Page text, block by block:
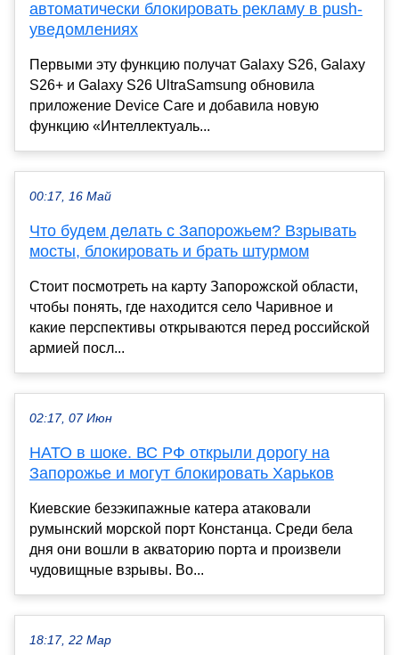
автоматически блокировать рекламу в push-
уведомлениях
Первыми эту функцию получат Galaxy S26, Galaxy
S26+ и Galaxy S26 UltraSamsung обновила
приложение Device Care и добавила новую
функцию «Интеллектуаль...
00:17, 16 Май
Что будем делать с Запорожьем? Взрывать
мосты, блокировать и брать штурмом
Стоит посмотреть на карту Запорожской области,
чтобы понять, где находится село Чаривное и
какие перспективы открываются перед российской
армией посл...
02:17, 07 Июн
НАТО в шоке. ВС РФ открыли дорогу на
Запорожье и могут блокировать Харьков
Киевские безэкипажные катера атаковали
румынский морской порт Констанца. Среди бела
дня они вошли в акваторию порта и произвели
чудовищные взрывы. Во...
18:17, 22 Мар